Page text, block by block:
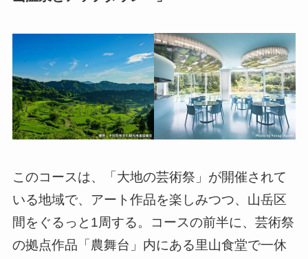
このコースは、「大地の芸術祭」が開催されて
いる地域で、アート作品を楽しみつつ、山岳区
間をぐるっと1周する。コースの前半に、芸術祭
の拠点作品「農舞台」内にある里山食堂で一休